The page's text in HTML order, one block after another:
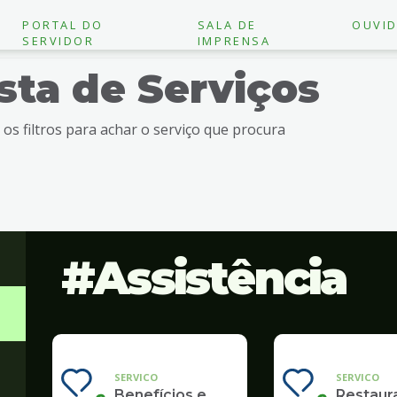
PORTAL DO
SERVIDOR
SALA DE
IMPRENSA
de Serviços
os filtros para achar o serviço que procura
Assistência
SERVICO SERVICO